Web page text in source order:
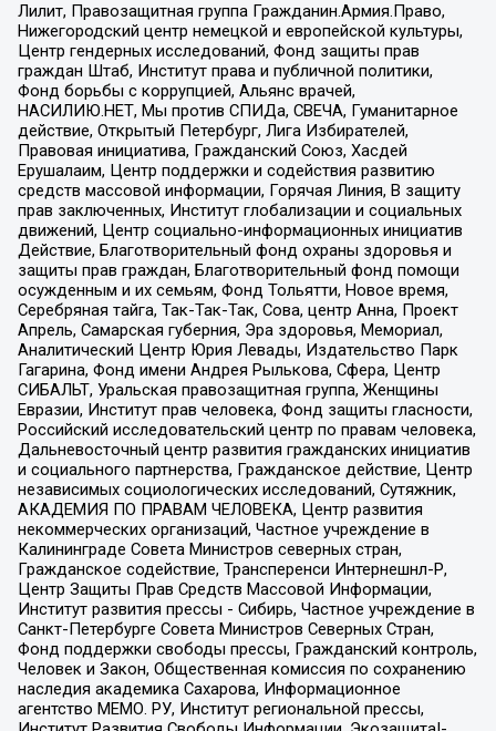
Лилит, Правозащитная группа Гражданин.Армия.Право,
Нижегородский центр немецкой и европейской культуры,
Центр гендерных исследований, Фонд защиты прав
граждан Штаб, Институт права и публичной политики,
Фонд борьбы с коррупцией, Альянс врачей,
НАСИЛИЮ.НЕТ, Мы против СПИДа, СВЕЧА, Гуманитарное
действие, Открытый Петербург, Лига Избирателей,
Правовая инициатива, Гражданский Союз, Хасдей
Ерушалаим, Центр поддержки и содействия развитию
средств массовой информации, Горячая Линия, В защиту
прав заключенных, Институт глобализации и социальных
движений, Центр социально-информационных инициатив
Действие, Благотворительный фонд охраны здоровья и
защиты прав граждан, Благотворительный фонд помощи
осужденным и их семьям, Фонд Тольятти, Новое время,
Серебряная тайга, Так-Так-Так, Сова, центр Анна, Проект
Апрель, Самарская губерния, Эра здоровья, Мемориал,
Аналитический Центр Юрия Левады, Издательство Парк
Гагарина, Фонд имени Андрея Рылькова, Сфера, Центр
СИБАЛЬТ, Уральская правозащитная группа, Женщины
Евразии, Институт прав человека, Фонд защиты гласности,
Российский исследовательский центр по правам человека,
Дальневосточный центр развития гражданских инициатив
и социального партнерства, Гражданское действие, Центр
независимых социологических исследований, Сутяжник,
АКАДЕМИЯ ПО ПРАВАМ ЧЕЛОВЕКА, Центр развития
некоммерческих организаций, Частное учреждение в
Калининграде Совета Министров северных стран,
Гражданское содействие, Трансперенси Интернешнл-Р,
Центр Защиты Прав Средств Массовой Информации,
Институт развития прессы - Сибирь, Частное учреждение в
Санкт-Петербурге Совета Министров Северных Стран,
Фонд поддержки свободы прессы, Гражданский контроль,
Человек и Закон, Общественная комиссия по сохранению
наследия академика Сахарова, Информационное
агентство МЕМО. РУ, Институт региональной прессы,